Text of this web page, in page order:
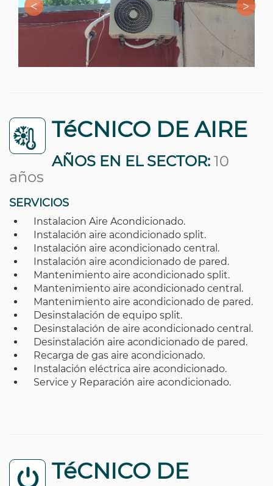
TéCNICO DE AIRE
AÑOS EN EL SECTOR: 10
años
SERVICIOS
Instalacion Aire Acondicionado.
Instalación aire acondicionado split.
Instalación aire acondicionado central.
Instalación aire acondicionado de pared.
Mantenimiento aire acondicionado split.
Mantenimiento aire acondicionado central.
Mantenimiento aire acondicionado de pared.
Desinstalación de equipo split.
Desinstalación de aire acondicionado central.
Desinstalación aire acondicionado de pared.
Recarga de gas aire acondicionado.
Instalación eléctrica aire acondicionado.
Service y Reparación aire acondicionado.
TéCNICO DE